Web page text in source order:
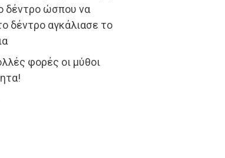
δέντρο ώσπου να
δέντρο αγκάλιασε το
φορές οι μύθοι